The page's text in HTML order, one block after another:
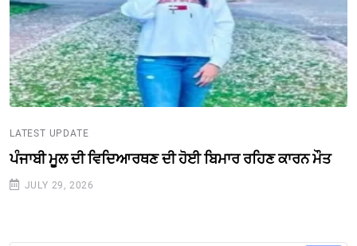
LATEST UPDATE
ਪੰਜਾਬੀ ਮੂਲ ਦੀ ਵਿਦਿਆਰਥਣ ਦੀ ਹੋਈ ਬਿਮਾਰ ਰਹਿਣ ਕਾਰਨ ਮੌਤ
JULY 29, 2026